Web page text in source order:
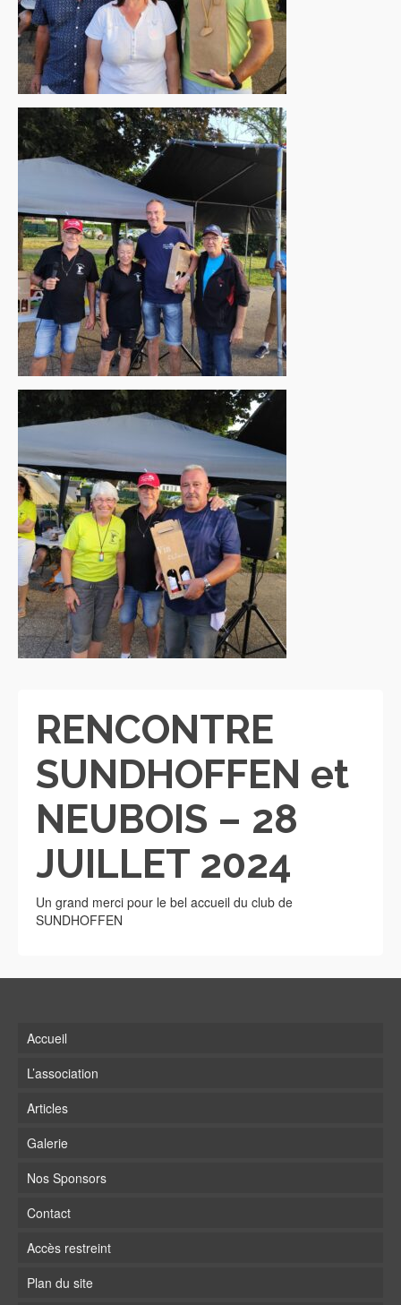
RENCONTRE
SUNDHOFFEN et
NEUBOIS – 28
JUILLET 2024
Un grand merci pour le bel accueil du club de
SUNDHOFFEN
Accueil
L’association
Articles
Galerie
Nos Sponsors
Contact
Accès restreint
Plan du site